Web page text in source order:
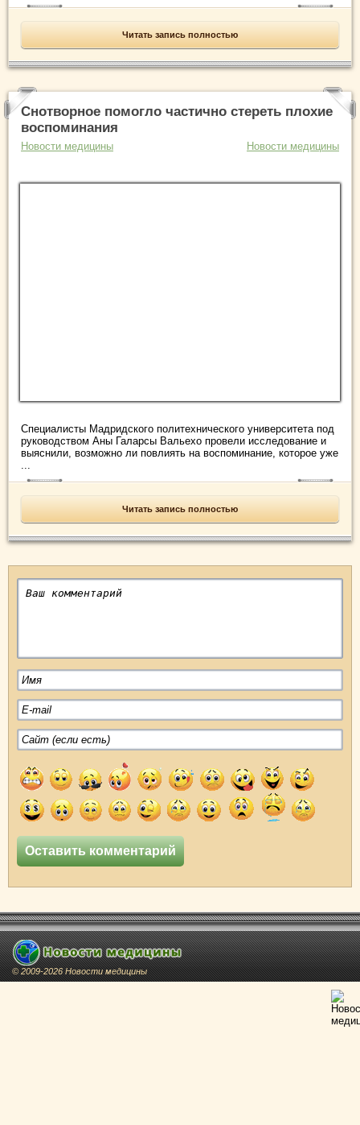
Читать запись полностью
Снотворное помогло частично стереть плохие
воспоминания
Новости медицины Новости медицины
Специалисты Мадридского политехнического университета под
руководством Аны Галарсы Вальехо провели исследование и
выяснили, возможно ли повлиять на воспоминание, которое уже
Читать запись полностью
© 2009-2026 Новости медицины